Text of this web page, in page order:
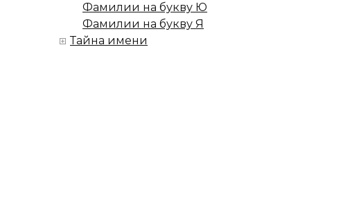
Фамилии на букву Ю
Фамилии на букву Я
Тайна имени